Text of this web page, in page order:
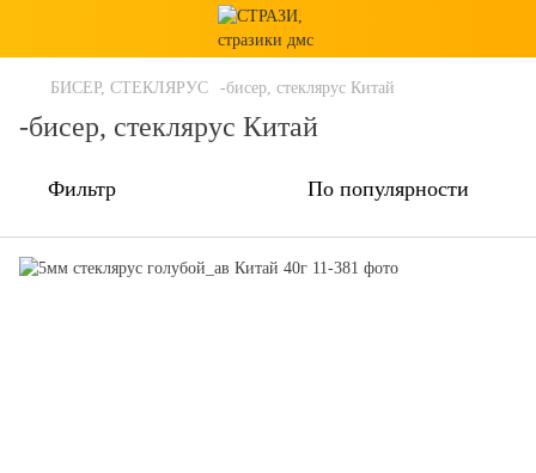
БИСЕР, СТЕКЛЯРУС -бисер, стеклярус Китай
-бисер, стеклярус Китай
Фильтр По популярности